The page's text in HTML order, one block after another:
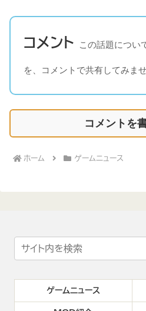
コメント この話題につい
を、コメントで共有してみま
コメントを
ホーム ゲームニュース
ゲームニュース